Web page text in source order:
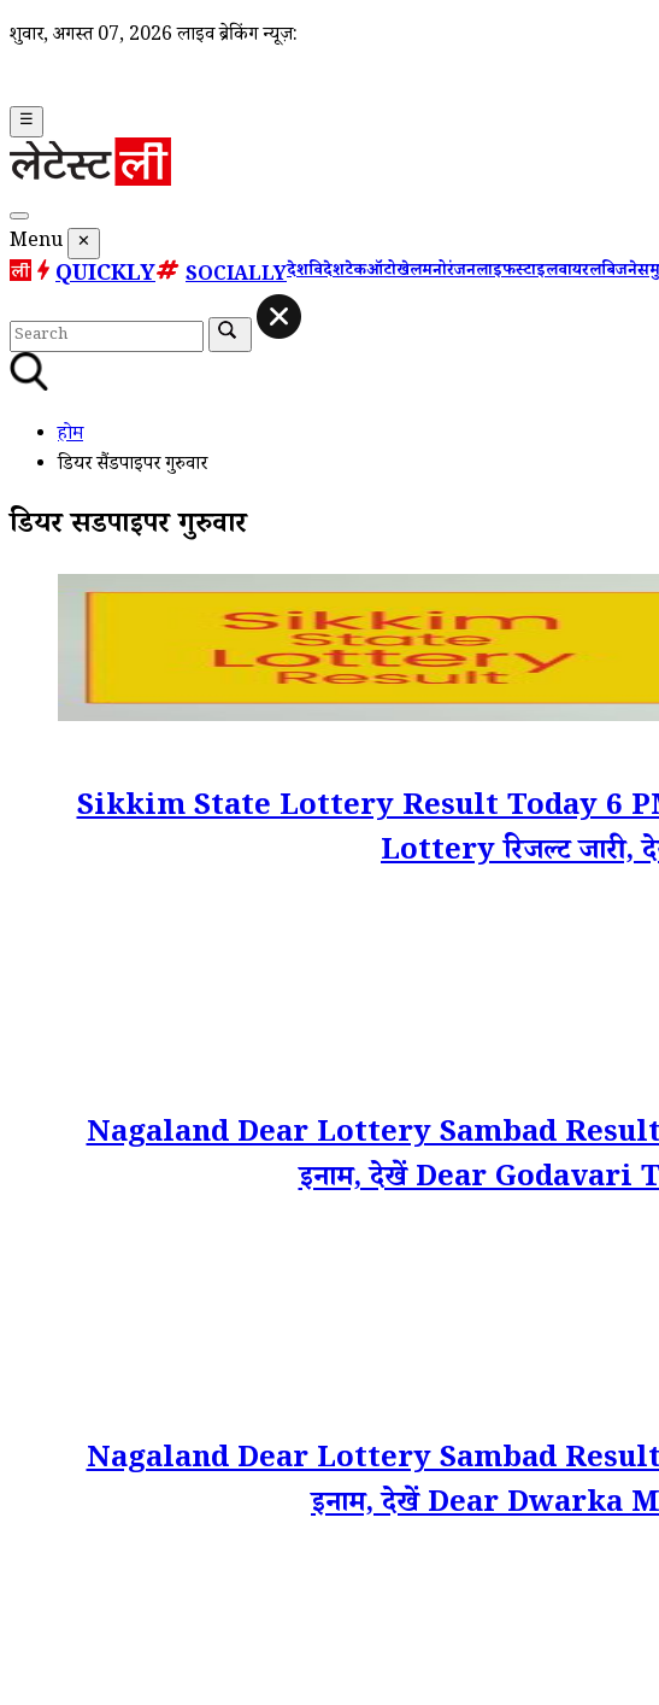
शुक्रवार, अगस्त 07, 2026 लाइव ब्रेकिंग न्यूज़:
☰
Menu ✕
QUICKLY SOCIALLYदेशविदेशटेकऑटोखेलमनोरंजनलाइफस्टाइलवायरलबिजनेस
होम
डियर सैंडपाइपर गुरुवार
डियर सैंडपाइपर गुरुवार
Sikkim State Lottery Result Today 6
Lottery रिजल्ट जारी,
Nagaland Dear Lottery Sambad Result
इनाम, देखें Dear Godavari
Nagaland Dear Lottery Sambad Result
इनाम, देखें Dear Dwarka